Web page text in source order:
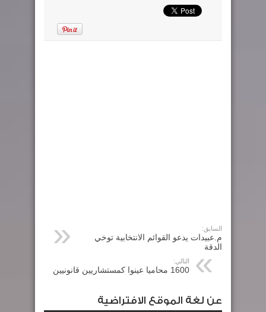
السابق:
م.عبيدات يدعو القوائم الانتخابية توخي
الدقة
التالي:
1600 محاميا عينوا كمستشاريين قانونيين
عن لغة الموقع الافتراضية